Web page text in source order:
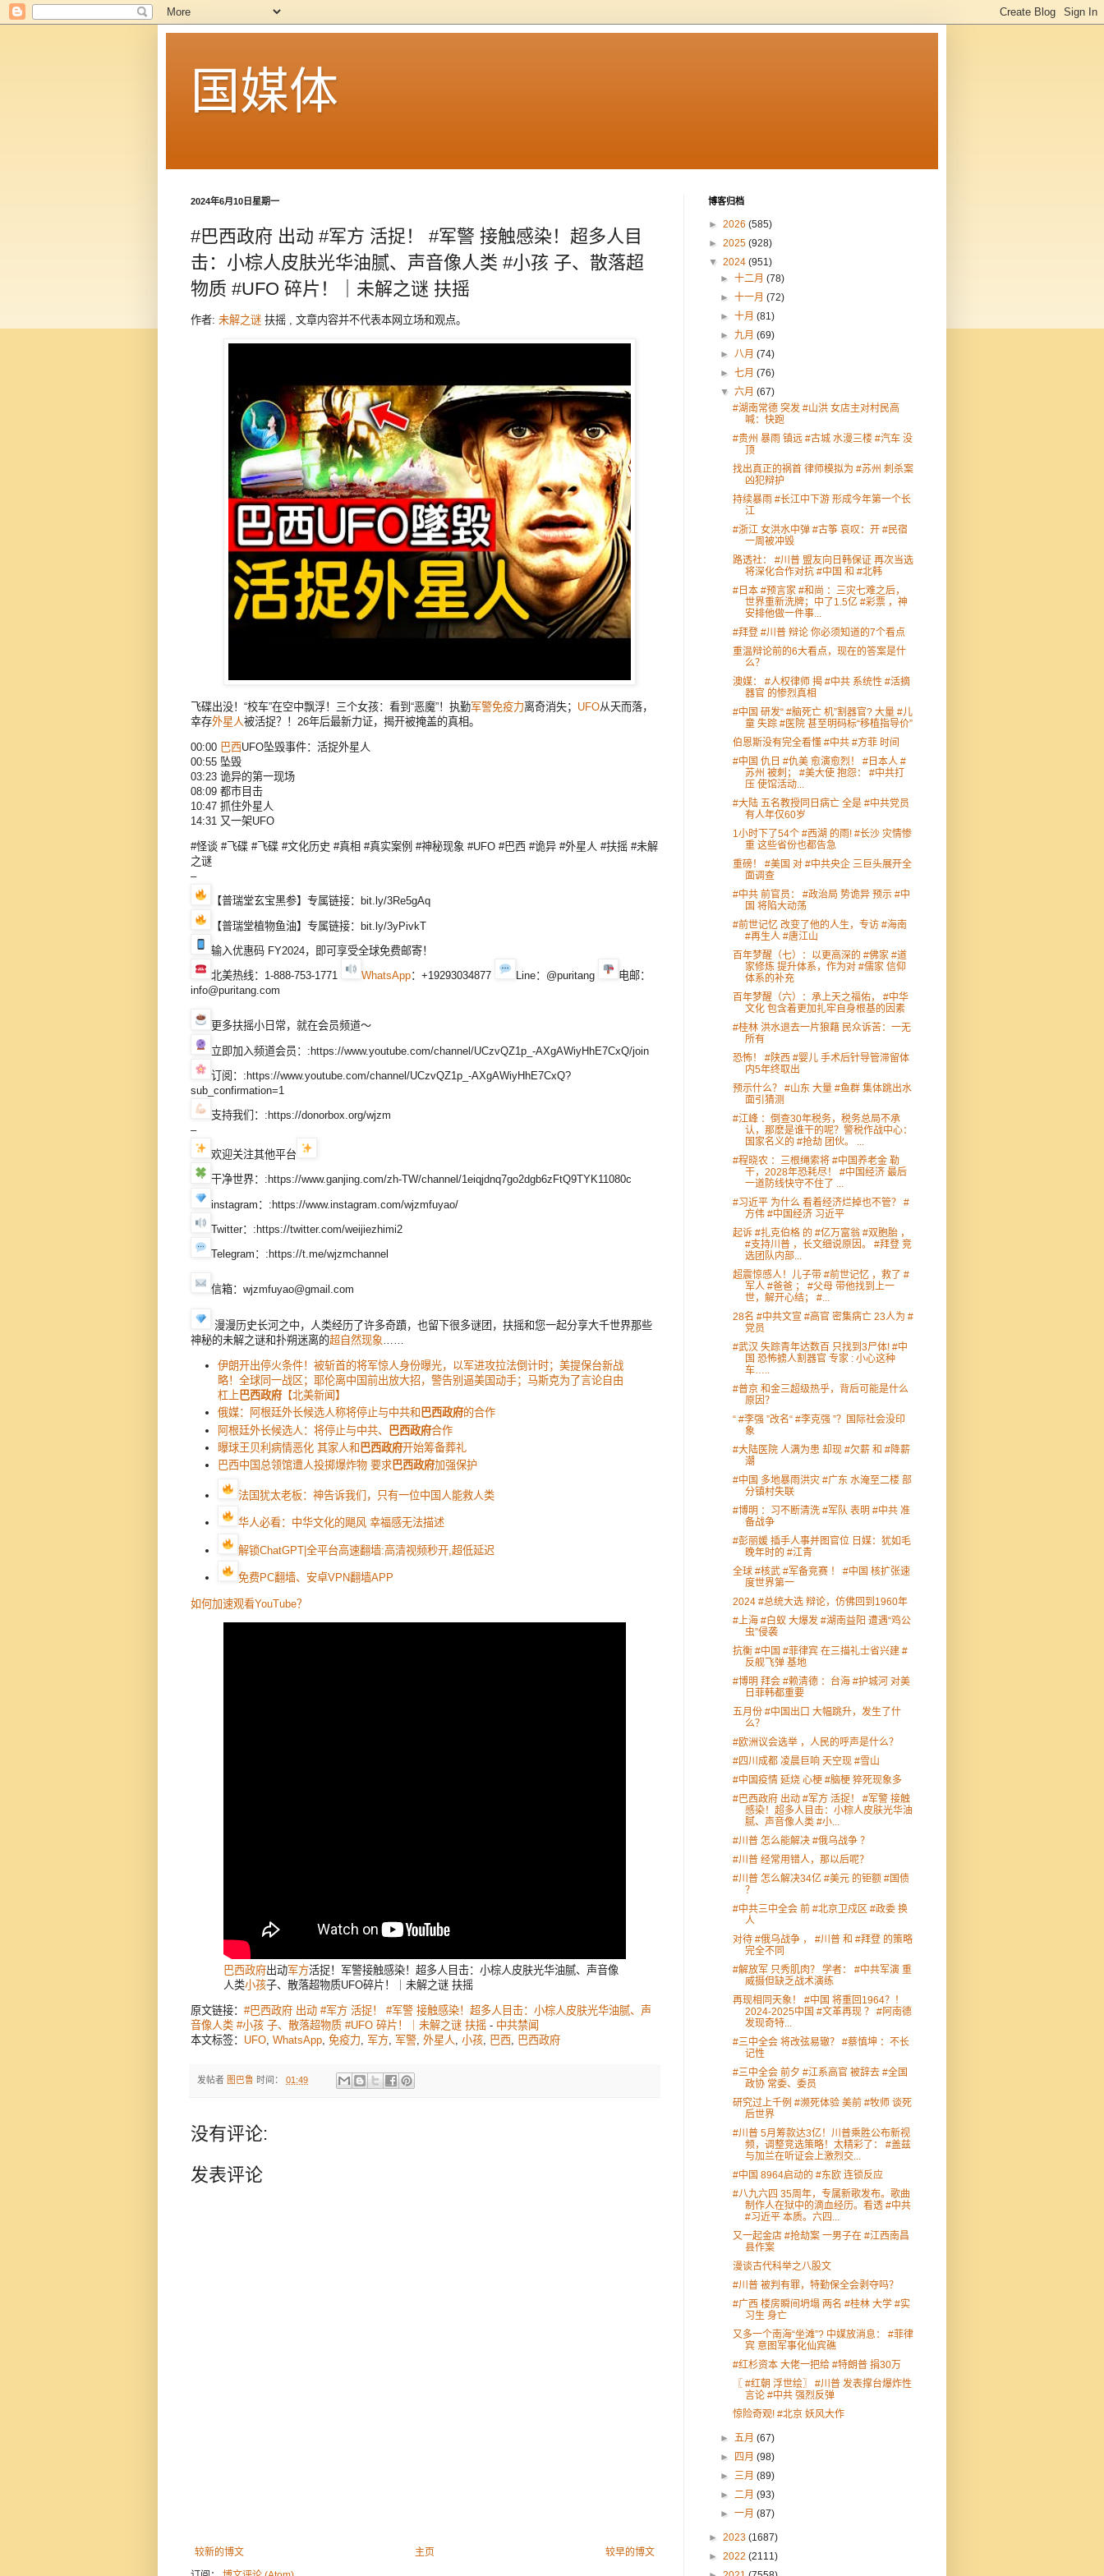
国媒体
2024年6月10日星期一
#巴西政府 出动 #军方 活捉！ #军警 接触感染！超多人目
击：小棕人皮肤光华油腻、声音像人类 #小孩 子、散落超
物质 #UFO 碎片！｜未解之谜 扶摇
作者: 未解之谜 扶摇 , 文章内容并不代表本网立场和观点。
飞碟出没！“校车”在空中飘浮！三个女孩：看到“恶魔”！执勤军警免疫力离奇消失； UFO从天而落，
幸存外星人被活捉？！26年后最新力证，揭开被掩盖的真相。
00:00 巴西UFO坠毁事件：活捉外星人
00:55 坠毁
03:23 诡异的第一现场
08:09 都市目击
10:47 抓住外星人
14:31 又一架UFO
#怪谈 #飞碟 #飞碟 #文化历史 #真相 #真实案例 #神秘现象 #UFO #巴西 #诡异 #外星人 #扶摇 #未解
之谜
–
【普瑞堂玄宝黑参】专属链接：bit.ly/3Re5gAq
【普瑞堂植物鱼油】专属链接：bit.ly/3yPivkT
输入优惠码 FY2024，即可享受全球免费邮寄！
北美热线：1-888-753-1771 WhatsApp：+19293034877 Line：@puritang
电邮：
info@puritang.com
更多扶摇小日常，就在会员频道～
立即加入频道会员：:https://www.youtube.com/channel/UCzvQZ1p_-AXgAWiyHhE7CxQ/join
订阅：:https://www.youtube.com/channel/UCzvQZ1p_-AXgAWiyHhE7CxQ?
sub_confirmation=1
支持我们：:https://donorbox.org/wjzm
–
欢迎关注其他平台
干净世界：:https://www.ganjing.com/zh-TW/channel/1eiqjdnq7go2dgb6zFtQ9TYK11080c
instagram：:https://www.instagram.com/wjzmfuyao/
Twitter：:https://twitter.com/weijiezhimi2
Telegram：:https://t.me/wjzmchannel
信箱：wjzmfuyao@gmail.com
漫漫历史长河之中，人类经历了许多奇蹟，也留下很多谜团，扶摇和您一起分享大千世界那些
神秘的未解之谜和扑朔迷离的超自然现象
伊朗开出停火条件！被斩首的将军惊人身份曝光，以军进攻拉法倒计时；美提保台新战
略！全球同一战区；耶伦离中国前出放大招，警告别逼美国动手；马斯克为了言论自由
杠上 巴西政府 【北美新闻】
俄媒：阿根廷外长候选人称将停止与中共和 巴西政府的合作
阿根廷外长候选人：将停止与中共、
巴西政府合作
曝球王贝利病情恶化 其家人和 巴西政府开始筹备葬礼
巴西中国总领馆遭人投掷爆炸物 要求 巴西政府加强保护
法国犹太老板：神告诉我们，只有一位中国人能救人类
华人必看：中华文化的飓风 幸福感无法描述
解锁ChatGPT|全平台高速翻墙:高清视频秒开,超低延迟
免费PC翻墙、安卓VPN翻墙APP
如何加速观看YouTube？
巴西政府出动军方活捉！军警接触感染！超多人目击：小棕人皮肤光华油腻、声音像
人类小孩子、散落超物质UFO碎片！｜未解之谜 扶摇
原文链接： #巴西政府 出动 #军方 活捉！ #军警 接触感染！超多人目击：小棕人皮肤光华油腻、声
音像人类 #小孩 子、散落超物质 #UFO 碎片！｜未解之谜 扶摇 - 中共禁闻
本文标签： UFO WhatsApp 免疫力 军方 军警 外星人 小孩 巴西 巴西政府
发帖者 图巴鲁 时间： 01:49
没有评论:
发表评论
较新的博文 较早的博文
主页
博客归档
► 2026 (585)
► 2025 (928)
▼ 2024 (951)
►十二月(78)
►十一月(72)
►十月(81)
► 九月(69)
►八月(74)
►七月(76)
▼六月(67)
#湖南常德 突发 #山洪 女店主对村民高
喊：快跑
#贵州 暴雨 镇远 #古城 水漫三楼 #汽车 没
顶
找出真正的祸首 律师模拟为 #苏州 刺杀案
凶犯辩护
持续暴雨 #长江中下游 形成今年第一个长
江
#浙江 女洪水中弹 #古筝 哀叹：开 #民宿
一周被冲毁
路透社： #川普 盟友向日韩保证 再次当选
将深化合作对抗 #中国 和 #北韩
#日本 #预言家 #和尚 ：三灾七难之后，
世界重新洗牌；中了1.5亿 #彩票 ，神
安排他做一件事...
#拜登 #川普 辩论 你必须知道的7个看点
重温辩论前的6大看点，现在的答案是什
么？
澳媒： #人权律师 揭 #中共 系统性 #活摘
器官 的惨烈真相
#中国 研发“ #脑死亡 机”割器官? 大量 #儿
童 失踪 #医院 甚至明码标“移植指导价”
伯恩斯没有完全看懂 #中共 #方菲 时间
#中国 仇日 #仇美 愈演愈烈！ #日本人 #
苏州 被刺； #美大使 抱怨： #中共打
压 使馆活动...
#大陆 五名教授同日病亡 全是 #中共党员
有人年仅60岁
1小时下了54个 #西湖 的雨! #长沙 灾情惨
重 这些省份也都告急
重磅！ #美国 对 #中共央企 三巨头展开全
面调查
#中共 前官员： #政治局 势诡异 预示 #中
国 将陷大动荡
#前世记忆 改变了他的人生，专访 #海南
#再生人 #唐江山
百年梦醒（七）：以更高深的 #佛家 #道
家修炼 提升体系，作为对 #儒家 信仰
体系的补充
百年梦醒（六）：承上天之福佑， #中华
文化 包含着更加扎牢自身根基的因素
#桂林 洪水退去一片狼藉 民众诉苦：一无
所有
恐怖！ #陕西 #婴儿 手术后针导管滞留体
内5年终取出
预示什么？ #山东 大量 #鱼群 集体跳出水
面引猜测
#江峰 ：倒查30年税务，税务总局不承
认，那麽是谁干的呢？警税作战中心：
国家名义的 #抢劫 团伙。 ...
#程晓农 ：三根绳索将 #中国养老金 勒
干，2028年恐耗尽！ #中国经济 最后
一道防线快守不住了 ...
#习近平 为什么 看着经济烂掉也不管？ #
方伟 #中国经济 习近平
起诉 #扎克伯格 的 #亿万富翁 #双胞胎 ，
#支持川普 ，长文细说原因。 #拜登 竞
选团队内部...
超震惊感人！儿子带 #前世记忆 ，救了 #
军人 #爸爸 ； #父母 带他找到上一
世，解开心结； #...
28名 #中共文宣 #高官 密集病亡 23人为 #
党员
#武汉 失踪青年达数百 只找到3尸体! #中
国 恐怖掳人割器官 专家 : 小心这种
车…..
#普京 和金三超级热乎，背后可能是什么
原因？
“ #李强 ”改名“ #李克强 ”？国际社会没印
象
#大陆医院 人满为患 却现 #欠薪 和 #降薪
潮
#中国 多地暴雨洪灾 #广东 水淹至二楼 部
分镇村失联
#博明 ：习不断清洗 #军队 表明 #中共 准
备战争
#彭丽媛 插手人事并图官位 日媒：犹如毛
晚年时的 #江青
全球 #核武 #军备竞赛 ！ #中国 核扩张速
度世界第一
2024 #总统大选 辩论，仿佛回到1960年
#上海 #白蚁 大爆发 #湖南益阳 遭遇“鸡公
虫”侵袭
抗衡 #中国 #菲律宾 在三描礼士省兴建 #
反舰飞弹 基地
#博明 拜会 #赖清德 ：台海 #护城河 对美
日菲韩都重要
五月份 #中国出口 大幅跳升，发生了什
么？
#欧洲议会选举 ，人民的呼声是什么？
#四川成都 凌晨巨响 天空现 #雪山
#中国疫情 延烧 心梗 #脑梗 猝死现象多
#巴西政府 出动 #军方 活捉！ #军警 接触
感染！超多人目击：小棕人皮肤光华油
腻、声音像人类 #小...
#川普 怎么能解决 #俄乌战争 ？
#川普 经常用错人，那以后呢？
#川普 怎么解决34亿 #美元 的钜额 #国债
？
#中共三中全会 前 #北京卫戍区 #政委 换
人
对待 #俄乌战争 ， #川普 和 #拜登 的策略
完全不同
#解放军 只秀肌肉？ 学者： #中共军演 重
威摄但缺乏战术演练
再现相同天象！ #中国 将重回1964？！
2024-2025中国 #文革再现 ？ #阿南德
发现奇特...
#三中全会 将改弦易辙？ #蔡慎坤 ：不长
记性
#三中全会 前夕 #江系高官 被辞去 #全国
政协 常委、委员
研究过上千例 #濒死体验 美前 #牧师 谈死
后世界
#川普 5月筹款达3亿！川普乘胜公布新视
频，调整竞选策略！太精彩了： #盖兹
与加兰在听证会上激烈交...
#中国 8964启动的 #东欧 连锁反应
#八九六四 35周年，专属新歌发布。歌曲
制作人在狱中的滴血经历。看透 #中共
#习近平 本质。六四...
又一起金店 #抢劫案 一男子在 #江西南昌
县作案
漫谈古代科举之八股文
#川普 被判有罪，特勤保全会剥夺吗？
#广西 楼房瞬间坍塌 两名 #桂林 大学 #实
习生 身亡
又多一个南海“坐滩”? 中媒放消息： #菲律
宾 意图军事化仙宾礁
#红杉资本 大佬一把给 #特朗普 捐30万
〖 #红朝 浮世绘〗 #川普 发表撑台爆炸性
言论 #中共 强烈反弹
惊险奇观! #北京 妖风大作
►五月(67)
►
四月(98)
►三月(89)
►二月(93)
►一月(87)
► 2023 (1687)
► 2022 (2111)